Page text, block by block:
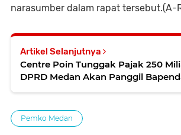
narasumber dalam rapat tersebut.(A-
Artikel Selanjutnya
Centre Poin Tunggak Pajak 250
DPRD Medan Akan Panggil
Pemko Medan